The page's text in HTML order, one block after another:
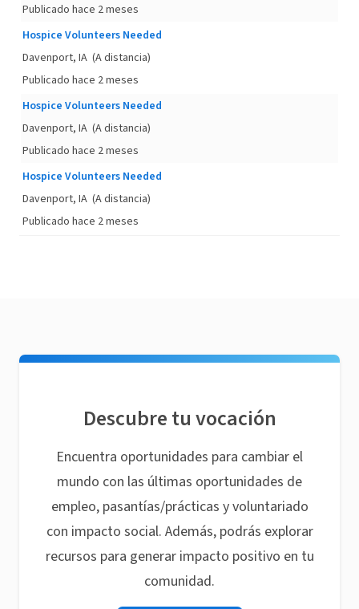
Publicado hace 2 meses
Hospice Volunteers Needed
Davenport, IA (A distancia)
Publicado hace 2 meses
Hospice Volunteers Needed
Davenport, IA (A distancia)
Publicado hace 2 meses
Hospice Volunteers Needed
Davenport, IA (A distancia)
Publicado hace 2 meses
Descubre tu vocación
Encuentra oportunidades para cambiar el
mundo con las últimas oportunidades de
empleo, pasantías/prácticas y voluntariado
con impacto social. Además, podrás explorar
recursos para generar impacto positivo en tu
comunidad.